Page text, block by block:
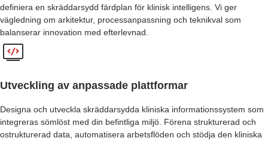
definiera en skräddarsydd färdplan för klinisk intelligens. Vi ger
vägledning om arkitektur, processanpassning och teknikval som
balanserar innovation med efterlevnad.
Utveckling av anpassade plattformar
Designa och utveckla skräddarsydda kliniska informationssystem som
integreras sömlöst med din befintliga miljö. Förena strukturerad och
ostrukturerad data, automatisera arbetsflöden och stödja den kliniska